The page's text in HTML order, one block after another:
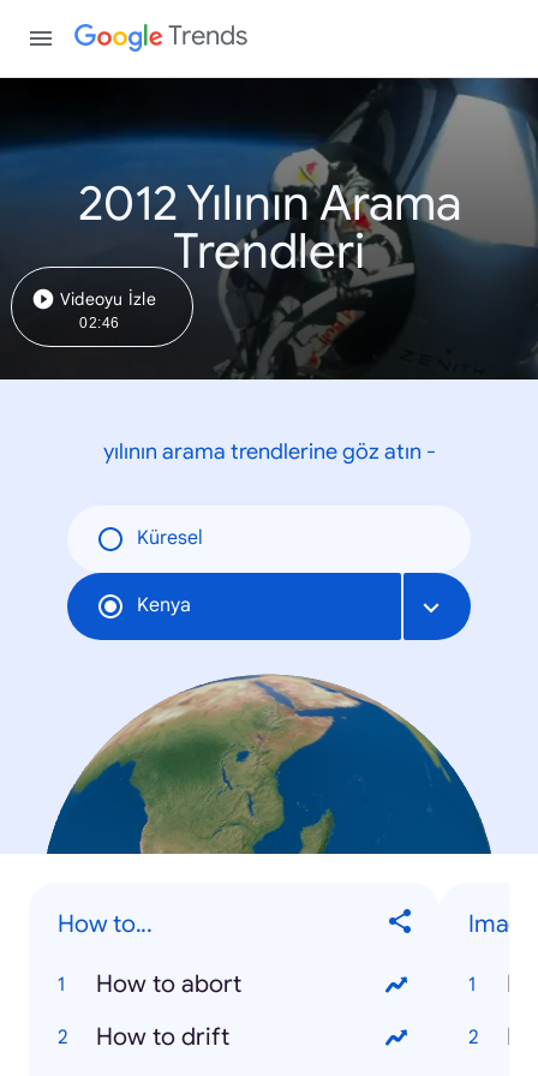
Trends
2012 Yılının Arama
Trendleri
Videoyu İzle
02:46
yılının arama trendlerine göz atın -
Küresel
Kenya
How to...
How to abort
How to drift